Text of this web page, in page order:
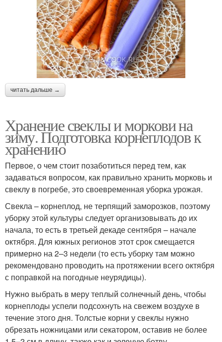
читать дальше →
Хранение свеклы и моркови на
зиму. Подготовка корнеплодов к
хранению
Первое, о чем стоит позаботиться перед тем, как
задаваться вопросом, как правильно хранить морковь и
свеклу в погребе, это своевременная уборка урожая.
Свекла – корнеплод, не терпящий заморозков, поэтому
уборку этой культуры следует организовывать до их
начала, то есть в третьей декаде сентября – начале
октября. Для южных регионов этот срок смещается
примерно на 2–3 недели (то есть уборку там можно
рекомендовано проводить на протяжении всего октября
с поправкой на погодные неурядицы).
Нужно выбрать в меру теплый солнечный день, чтобы
корнеплоды успели подсохнуть на свежем воздухе в
течение этого дня. Толстые корни у свеклы нужно
обрезать ножницами или секатором, оставив не более